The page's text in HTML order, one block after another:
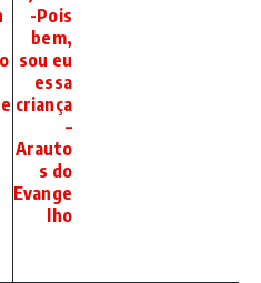
-Pois
bem,
sou eu
essa
criança
–
Arauto
s do
Evange
lho